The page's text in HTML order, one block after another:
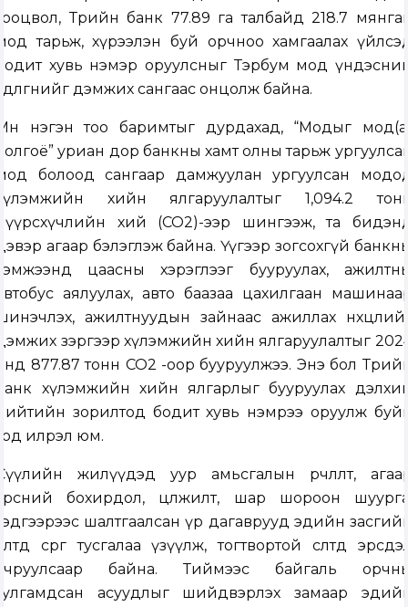
Төрийн банк 77.89 га талбайд 218.7
тарьж, хүрээлэн буй орчноо хамгаалах
хувь нэмэр оруулсныг Тэрбум мод
дэмжих сангаас онцолж байна.
нэгэн тоо баримтыг дурдахад, “Модыг
уриан дор банкны хамт олны тарьж
болоод сангаар дамжуулан ургуулсан
хийн ялгаруулалтыг 1,094.2
хий (СО2)-ээр шингээж, та
агаар бэлэглэж байна. Үүгээр зогсохгүй
цаасны хэрэглээг бууруулах,
аялуулах, авто баазаа цахилгаан
ажилтнуудын зайнаас ажиллах
зэргээр хүлэмжийн хийн ялгаруулалтыг
877.87 тонн СО2 -оор бууруулжээ. Энэ бол
хүлэмжийн хийн ялгарлыг бууруулах
зорилтод бодит хувь нэмрээ оруулж
илрэл юм.
жилүүдэд уур амьсгалын өөрчлөлт,
бохирдол, цөлжилт, шар шороон
шалтгаалсан үр дагаврууд эдийн
сөрөг тусгалаа үзүүлж, тогтвортой өсөлтөд
байна. Тиймээс байгаль
асуудлыг шийдвэрлэх замаар